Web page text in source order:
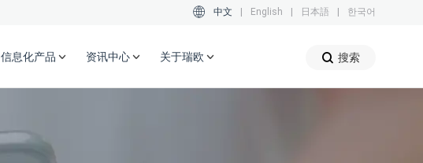
中文 English 日本語 한국어
信息化产品 资讯中心 关于瑞欧 搜索